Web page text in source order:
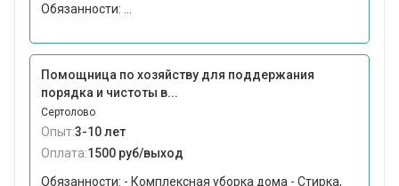
Обязанности: ...
Помощница по хозяйству для поддержания
порядка и чистоты в...
Сертолово
Опыт:3-10 лет
Оплата:1500 руб/выход
Обязанности: - Комплексная уборка дома - Стирка,